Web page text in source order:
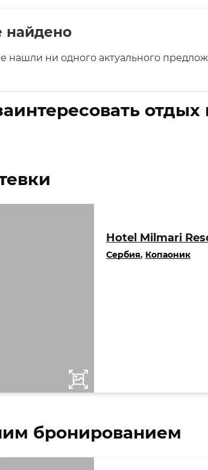
найдено
нашли ни одного актуального
Hotel Milmari
Сербия, Копаоник
бронированием